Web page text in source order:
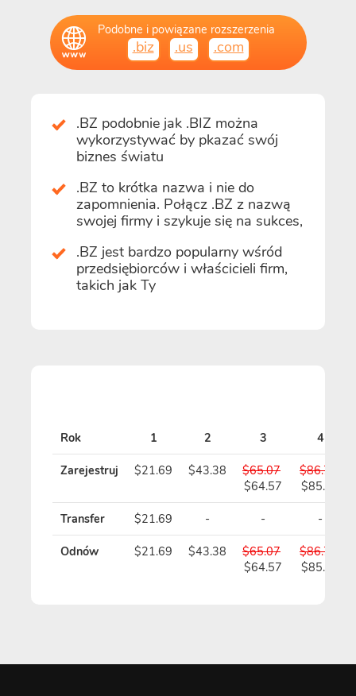
Podobne i powiązane rozszerzenia
.biz .us .com
.BZ podobnie jak .BIZ można
wykorzystywać by pkazać swój
biznes światu
.BZ to krótka nazwa i nie do
zapomnienia. Połącz .BZ z nazwą
swojej firmy i szykuje się na sukces,
.BZ jest bardzo popularny wśród
przedsiębiorców i właścicieli firm,
takich jak Ty
Rok 1 2 3 4
Zarejestruj $21.69 $43.38
$65.07
$64.57
$86.76
$85.76
Transfer $21.69 - - -
Odnów $21.69 $43.38
$65.07
$64.57
$86.76
$85.76